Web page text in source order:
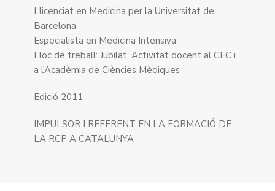
Llicenciat en Medicina per la Universitat de
Barcelona
Especialista en Medicina Intensiva
Lloc de treball: Jubilat. Activitat docent al CEC i
a l’Acadèmia de Ciències Mèdiques
Edició 2011
IMPULSOR I REFERENT EN LA FORMACIÓ DE
LA RCP A CATALUNYA